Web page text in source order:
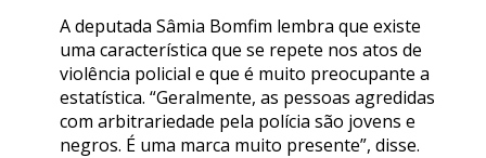
A deputada Sâmia Bomfim lembra que existe
uma característica que se repete nos atos de
violência policial e que é muito preocupante a
estatística. “Geralmente, as pessoas agredidas
com arbitrariedade pela polícia são jovens e
negros. É uma marca muito presente”, disse.